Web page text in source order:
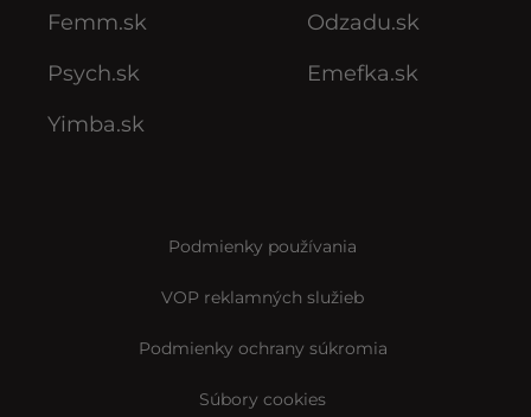
Femm.sk
Psych.sk
Yimba.sk
Odzadu.sk
Emefka.sk
Podmienky používania
VOP reklamných služieb
Podmienky ochrany súkromia
Súbory cookies